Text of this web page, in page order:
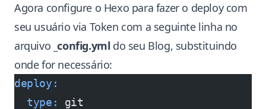
Agora configure o Hexo para fazer o deploy com
seu usuário via Token com a seguinte linha no
arquivo _config.yml do seu Blog, substituindo
onde for necessário:
deploy:
  type:
git